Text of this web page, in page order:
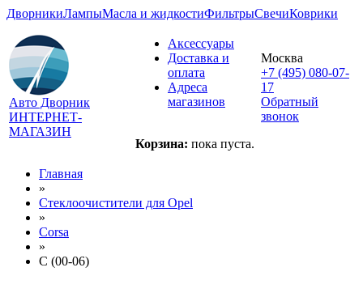
ДворникиЛампыМасла и жидкостиФильтрыСвечиКоврики
Авто Дворник
ИНТЕРНЕТ-
МАГАЗИН
Аксессуары
Доставка и
оплата
Адреса
магазинов
Корзина: пока пуста.
Москва
+7 (495) 080-07-
17
Обратный
звонок
Главная
»
Стеклоочистители для Opel
»
Corsa
»
C (00-06)